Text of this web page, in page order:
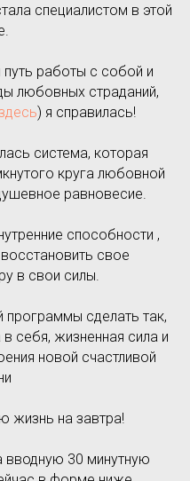
специалистом в этой
путь работы с собой и
любовных страданий,
) я справилась!
система, которая
круга любовной
равновесие.
способности ,
свое
в свои силы.
сделать так,
себя, жизненная сила и
новой счастливой
жизнь на завтра!
вводную 30 минутную